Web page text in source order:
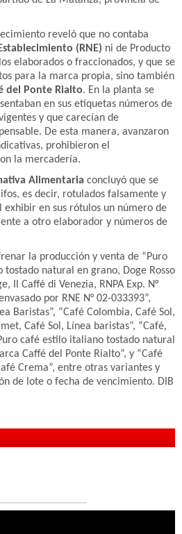
reveló que no contaba
(RNE) ni de Producto
elaborados o fraccionados, y que se
para la marca propia, sino también
del Ponte Rialto. En la planta se
en sus etiquetas números de
y que carecían de
De esta manera, avanzaron
prohibieron el
la mercadería.
Alimentaria concluyó que se
es decir, rotulados falsamente y
exhibir en sus rótulos un número de
a otro elaborador y números de
la producción y venta de “Puro
natural en grano, Doge Rosso
Il Caffé di Venezia, RNPA Exp. N°
por RNE N° 02-033393”,
Baristas”, “Café Colombia, Café Sol,
Café Sol, Línea baristas”, “Café,
café estilo italiano tostado natural
Caffé del Ponte Rialto”, y “Café
Crema”, entre otras variantes y
de lote o fecha de vencimiento. DIB